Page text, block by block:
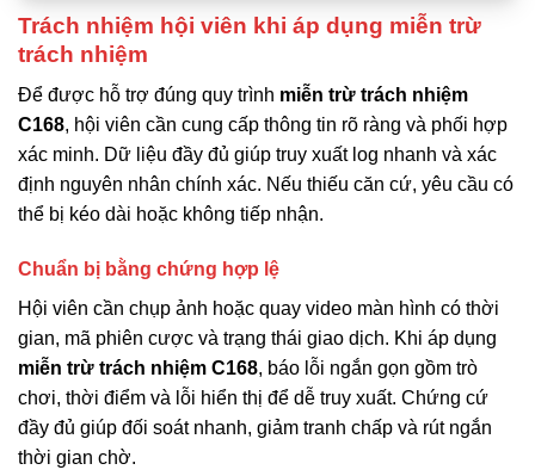
Trách nhiệm hội viên khi áp dụng miễn trừ
trách nhiệm
Để được hỗ trợ đúng quy trình miễn trừ trách nhiệm
C168, hội viên cần cung cấp thông tin rõ ràng và phối hợp
xác minh. Dữ liệu đầy đủ giúp truy xuất log nhanh và xác
định nguyên nhân chính xác. Nếu thiếu căn cứ, yêu cầu có
thể bị kéo dài hoặc không tiếp nhận.
Chuẩn bị bằng chứng hợp lệ
Hội viên cần chụp ảnh hoặc quay video màn hình có thời
gian, mã phiên cược và trạng thái giao dịch. Khi áp dụng
miễn trừ trách nhiệm C168, báo lỗi ngắn gọn gồm trò
chơi, thời điểm và lỗi hiển thị để dễ truy xuất. Chứng cứ
đầy đủ giúp đối soát nhanh, giảm tranh chấp và rút ngắn
thời gian chờ.